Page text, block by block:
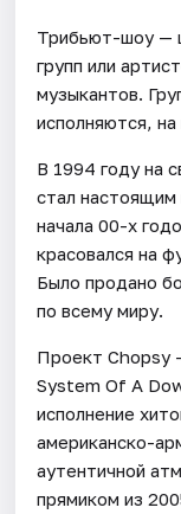
Трибьют-шоу —
групп или
музыкантов.
исполняются,
В 1994 году на
стал настоящим
начала 00-х
красовался на
Было продано
по всему миру.
Проект Chopsy
System Of A
исполнение
американско-
аутентичной
прямиком из